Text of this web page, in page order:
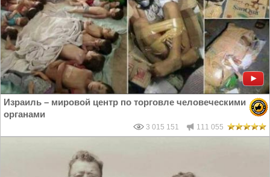
Израиль – мировой центр по торговле человеческими
органами
3 015 151 111 055